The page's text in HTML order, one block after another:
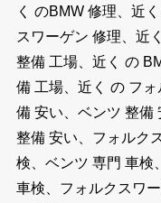
く のBMW 修理、近
スワーゲン 修理、近
整備 工場、近く の
備 工場、近く の フ
備 安い、ベンツ 整備
整備 安い、フォルク
検、ベンツ 専門 車検
車検、フォルクスワ